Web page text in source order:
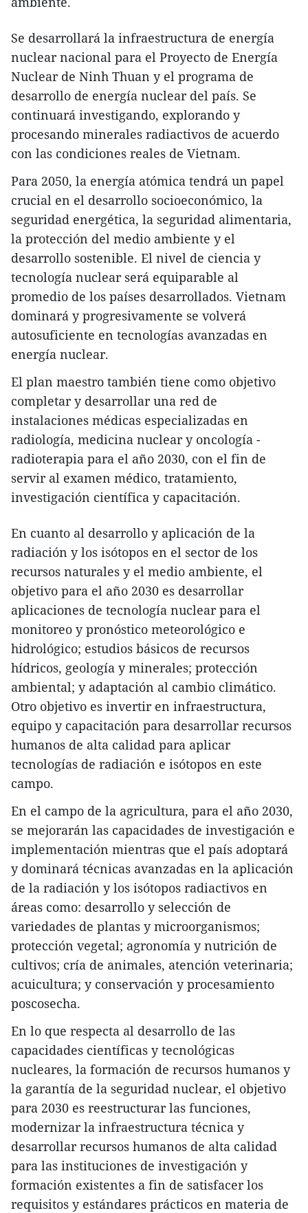
Se desarrollará la infraestructura de energía
nuclear nacional para el Proyecto de Energía
Nuclear de Ninh Thuan y el programa de
desarrollo de energía nuclear del país. Se
continuará investigando, explorando y
procesando minerales radiactivos de acuerdo
con las condiciones reales de Vietnam.
Para 2050, la energía atómica tendrá un papel
crucial en el desarrollo socioeconómico, la
seguridad energética, la seguridad alimentaria,
la protección del medio ambiente y el
desarrollo sostenible. El nivel de ciencia y
tecnología nuclear será equiparable al
promedio de los países desarrollados. Vietnam
dominará y progresivamente se volverá
autosuficiente en tecnologías avanzadas en
energía nuclear.
El plan maestro también tiene como objetivo
completar y desarrollar una red de
instalaciones médicas especializadas en
radiología, medicina nuclear y oncología -
radioterapia para el año 2030, con el fin de
servir al examen médico, tratamiento,
investigación científica y capacitación.
En cuanto al desarrollo y aplicación de la
radiación y los isótopos en el sector de los
recursos naturales y el medio ambiente, el
objetivo para el año 2030 es desarrollar
aplicaciones de tecnología nuclear para el
monitoreo y pronóstico meteorológico e
hidrológico; estudios básicos de recursos
hídricos, geología y minerales; protección
ambiental; y adaptación al cambio climático.
Otro objetivo es invertir en infraestructura,
equipo y capacitación para desarrollar recursos
humanos de alta calidad para aplicar
tecnologías de radiación e isótopos en este
campo.
En el campo de la agricultura, para el año 2030,
se mejorarán las capacidades de investigación e
implementación mientras que el país adoptará
y dominará técnicas avanzadas en la aplicación
de la radiación y los isótopos radiactivos en
áreas como: desarrollo y selección de
variedades de plantas y microorganismos;
protección vegetal; agronomía y nutrición de
cultivos; cría de animales, atención veterinaria;
acuicultura; y conservación y procesamiento
poscosecha.
En lo que respecta al desarrollo de las
capacidades científicas y tecnológicas
nucleares, la formación de recursos humanos y
la garantía de la seguridad nuclear, el objetivo
para 2030 es reestructurar las funciones,
modernizar la infraestructura técnica y
desarrollar recursos humanos de alta calidad
para las instituciones de investigación y
formación existentes a fin de satisfacer los
requisitos y estándares prácticos en materia de